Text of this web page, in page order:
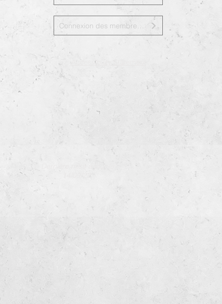
Accessibility Statement